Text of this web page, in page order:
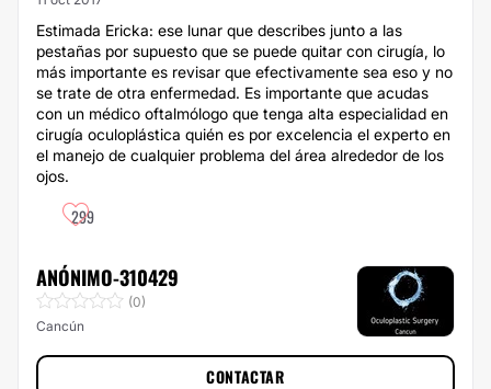
Estimada Ericka: ese lunar que describes junto a las
pestañas por supuesto que se puede quitar con cirugía, lo
más importante es revisar que efectivamente sea eso y no
se trate de otra enfermedad. Es importante que acudas
con un médico oftalmólogo que tenga alta especialidad en
cirugía oculoplástica quién es por excelencia el experto en
el manejo de cualquier problema del área alrededor de los
ojos.
299
ANÓNIMO-310429
(0)
Cancún
CONTACTAR